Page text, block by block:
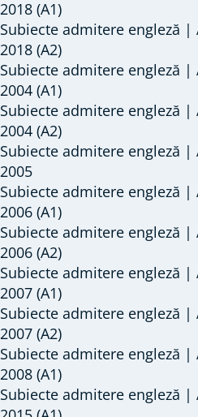
2018 (A1)
Subiecte admitere engleză |
2018 (A2)
Subiecte admitere engleză |
2004 (A1)
Subiecte admitere engleză |
2004 (A2)
Subiecte admitere engleză |
2005
Subiecte admitere engleză |
2006 (A1)
Subiecte admitere engleză |
2006 (A2)
Subiecte admitere engleză |
2007 (A1)
Subiecte admitere engleză |
2007 (A2)
Subiecte admitere engleză |
2008 (A1)
Subiecte admitere engleză |